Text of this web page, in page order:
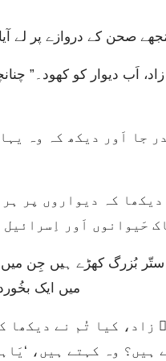
صحن کے دروازے پر لے
حَیوانوں اَور
میں ایک
ہیں؟ وہ کہتے ہیں،